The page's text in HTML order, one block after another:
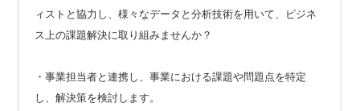
ィストと協力し、様々なデータと分析技術を用いて、ビジネ
ス上の課題解決に取り組みませんか？
・事業担当者と連携し、事業における課題や問題点を特定
し、解決策を検討します。